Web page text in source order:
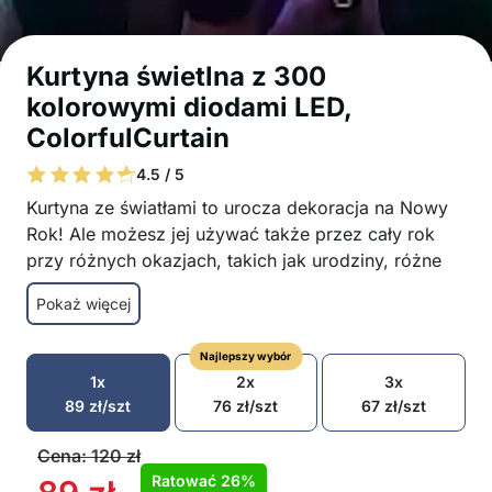
Kurtyna świetlna z 300
kolorowymi diodami LED,
ColorfulCurtain
4.5 / 5
Kurtyna ze światłami to urocza dekoracja na Nowy
Rok! Ale możesz jej używać także przez cały rok
przy różnych okazjach, takich jak urodziny, różne
przyjęcia czy urocza dekoracja domu i tarasu! Do
kurtyny świetlnej LED dołączony jest pilot, za
pomocą którego możesz regulować intensywność
światła, zmieniać między 8 trybami migania lub
ustawić timer dla jeszcze większej oszczędności!
Kurtyna świetlna jest wodoodporna i dlatego
nadaje się do stosowania na zewnątrz i
wewnątrz
Pokaż więcej
1x
89 zł/szt
Najlepszy wybór
2x
76 zł/szt
3x
67 zł/szt
Cena:120zł
Ratować 26%